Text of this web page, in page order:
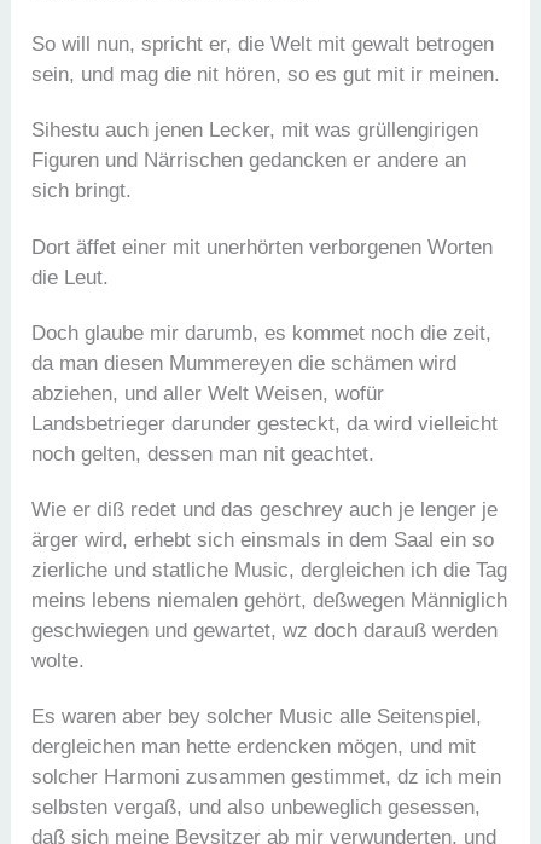
So will nun, spricht er, die Welt mit gewalt betrogen
sein, und mag die nit hören, so es gut mit ir meinen.
Sihestu auch jenen Lecker, mit was grüllengirigen
Figuren und Närrischen gedancken er andere an
sich bringt.
Dort äffet einer mit unerhörten verborgenen Worten
die Leut.
Doch glaube mir darumb, es kommet noch die zeit,
da man diesen Mummereyen die schämen wird
abziehen, und aller Welt Weisen, wofür
Landsbetrieger darunder gesteckt, da wird vielleicht
noch gelten, dessen man nit geachtet.
Wie er diß redet und das geschrey auch je lenger je
ärger wird, erhebt sich einsmals in dem Saal ein so
zierliche und statliche Music, dergleichen ich die Tag
meins lebens niemalen gehört, deßwegen Männiglich
geschwiegen und gewartet, wz doch darauß werden
wolte.
Es waren aber bey solcher Music alle Seitenspiel,
dergleichen man hette erdencken mögen, und mit
solcher Harmoni zusammen gestimmet, dz ich mein
selbsten vergaß, und also unbeweglich gesessen,
daß sich meine Beysitzer ab mir verwunderten, und